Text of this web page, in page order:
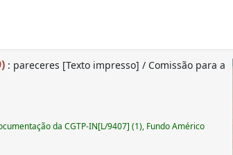
: pareceres [Texto impresso] / Comissão para a
da CGTP-IN[L/9407] (1), Fundo Américo